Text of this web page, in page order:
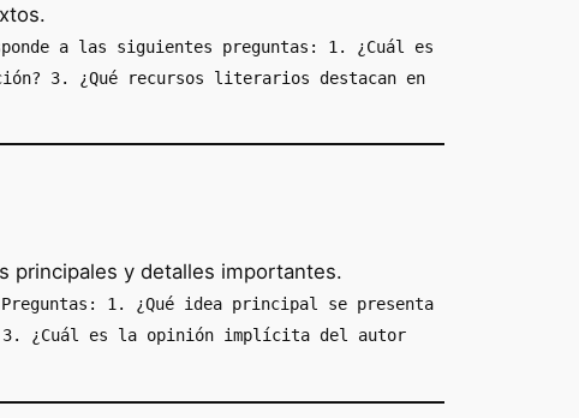
a las siguientes preguntas: 1. ¿Cuál es
3. ¿Qué recursos literarios destacan en
principales y detalles importantes.
1. ¿Qué idea principal se presenta
¿Cuál es la opinión implícita del autor